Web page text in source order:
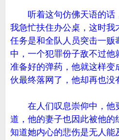
听着这句仿佛天语的话
我急忙扶住办公桌，这时我
任务是和全队人员突击一贩
中，一个犯罪份子敌不过他
准备好的弹药，他就这样变
伙最终落网了，他却再也没
在人们叹息崇仰中，他
道，他的妻子也因此被他的
知道她内心的悲伤是无人能